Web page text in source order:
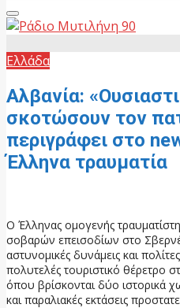
Primary
Menu
Ελλάδα
Αλβανία:
σκοτώσουν τον
περιγράφει στο
Έλληνα τραυματία
Ο Έλληνας ομογενής
σοβαρών επεισοδίων στο
αστυνομικές δυνάμεις και
πολυτελές τουριστικό θέρετρο
όπου βρίσκονται δύο ιστορικά
και παραλιακές εκτάσεις